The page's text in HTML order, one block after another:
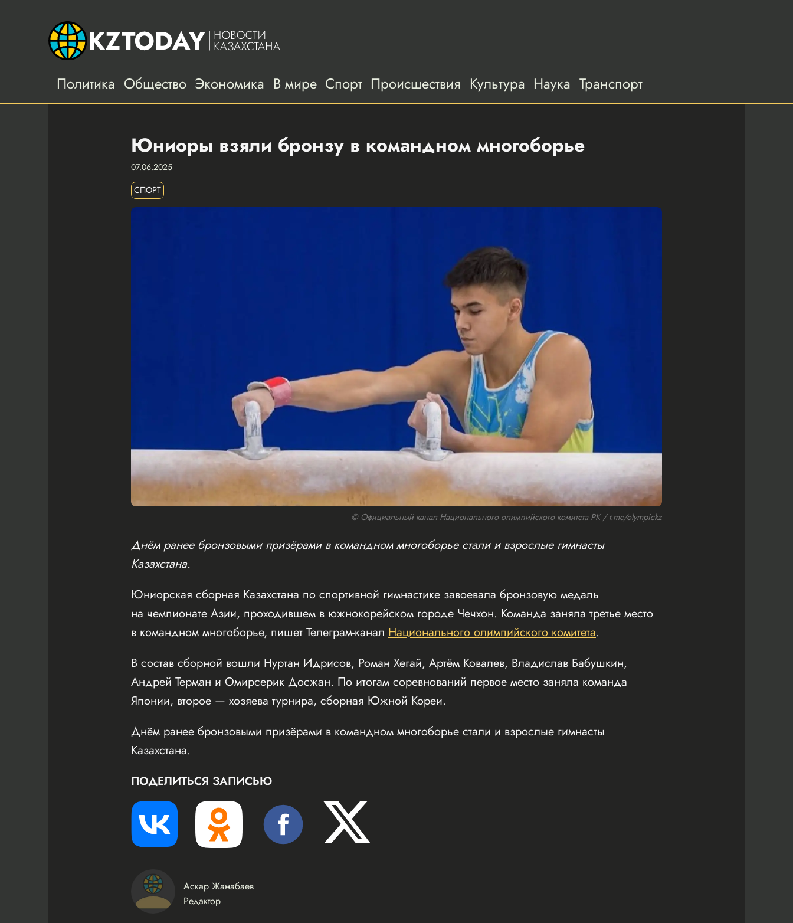
Политика Общество Экономика В мире Спорт Происшествия Культура Наука Транспорт
Юниоры взяли бронзу в командном многоборье
07.06.2025
СПОРТ
© Официальный канал Национального олимпийского комитета РК / t.me/olympickz
Днём ранее бронзовыми призёрами в командном многоборье стали и взрослые гимнасты
Казахстана.
Юниорская сборная Казахстана по спортивной гимнастике завоевала бронзовую медаль
на чемпионате Азии, проходившем в южнокорейском городе Чечхон. Команда заняла третье место
в командном многоборье, пишет Телеграм-канал Национального олимпийского комитета.
В состав сборной вошли Нуртан Идрисов, Роман Хегай, Артём Ковалев, Владислав Бабушкин,
Андрей Терман и Омирсерик Досжан. По итогам соревнований первое место заняла команда
Японии, второе — хозяева турнира, сборная Южной Кореи.
Днём ранее бронзовыми призёрами в командном многоборье стали и взрослые гимнасты
Казахстана.
ПОДЕЛИТЬСЯ ЗАПИСЬЮ
Аскар Жанабаев
Редактор